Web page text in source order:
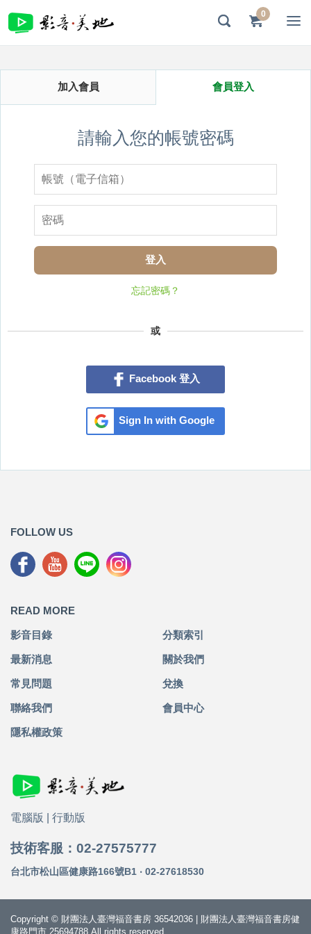
0
加入會員 會員登入
請輸入您的帳號密碼
登入
忘記密碼？
或
Facebook 登入
Sign In with Google
FOLLOW US
READ MORE
影音目錄 分類索引
最新消息 關於我們
常見問題 兌換
聯絡我們 會員中心
隱私權政策
電腦版 行動版
技術客服：02-27575777
台北市松山區健康路166號B1 ‧ 02-27618530
Copyright © 財團法人臺灣福音書房 36542036 | 財團法人臺灣福音書房健
康路門市 25694788 All rights reserved.